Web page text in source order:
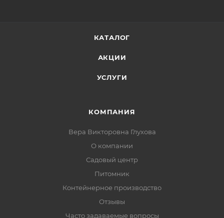
КАТАЛОГ
АКЦИИ
УСЛУГИ
КОМПАНИЯ
Вера Викторовна Глухова
О компании
Садовый центр
Питомник
Контейнерное производство
Отзывы
Часто задаваемые вопросы